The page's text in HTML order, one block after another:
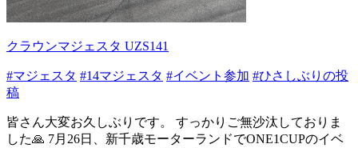
クラウンマジェスタ UZS141
#マジェスタ #14マジェスタ #イベント参加 #ひさしぶりの投
稿
皆さん大変お久しぶりです。 すっかりご無沙汰しておりま
した🙏 7月26日、新千歳モーターランドでONE1CUPのイベ